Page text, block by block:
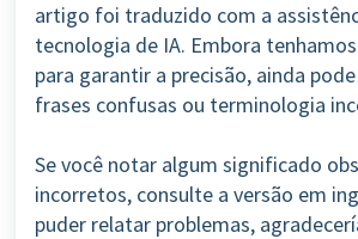
artigo foi traduzido com a
tecnologia de IA. Embora
para garantir a precisão, ainda
frases confusas ou terminologia
Se você notar algum significado
incorretos, consulte a versão em
puder relatar problemas,